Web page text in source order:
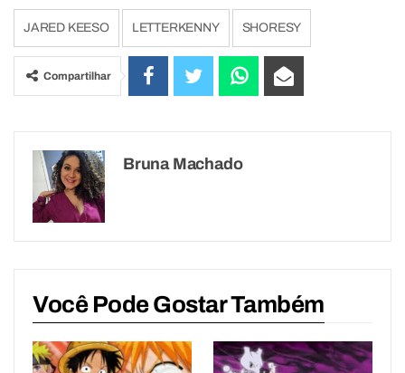
JARED KEESO LETTERKENNY SHORESY
Compartilhar
Bruna Machado
Você Pode Gostar Também